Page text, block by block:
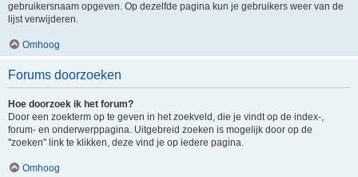
gebruikersnaam opgeven. Op dezelfde pagina kun je gebruikers weer van de
lijst verwijderen.
Omhoog
Forums doorzoeken
Hoe doorzoek ik het forum?
Door een zoekterm op te geven in het zoekveld, die je vindt op de index-,
forum- en onderwerppagina. Uitgebreid zoeken is mogelijk door op de
"zoeken" link te klikken, deze vind je op iedere pagina.
Omhoog